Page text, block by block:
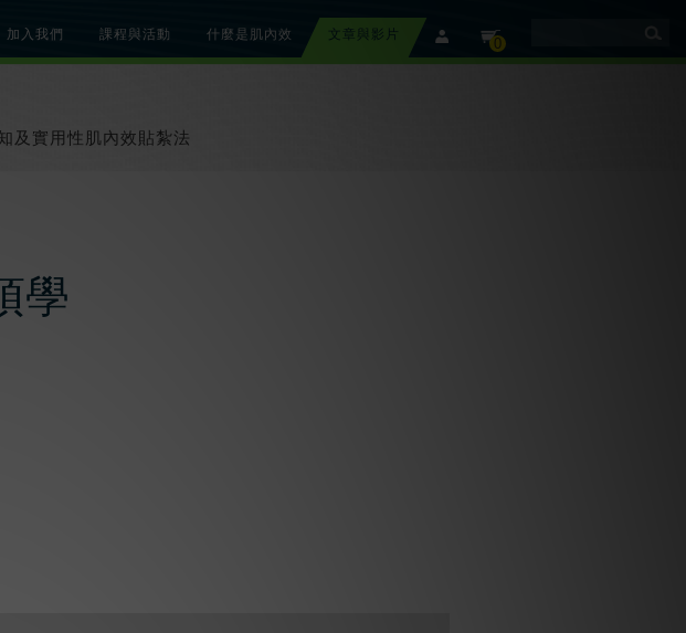
cart 0
member
加入我們
課程與活動
什麼是肌內效
文章與影片
及實用性肌內效貼紮法
學